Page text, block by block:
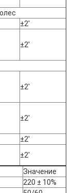
±2'
±2'
±2'
±2'
±2'
±2'
Значение
220 ± 10%